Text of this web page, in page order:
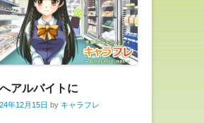
アルバイトに
年12月15日 by キャラフレ